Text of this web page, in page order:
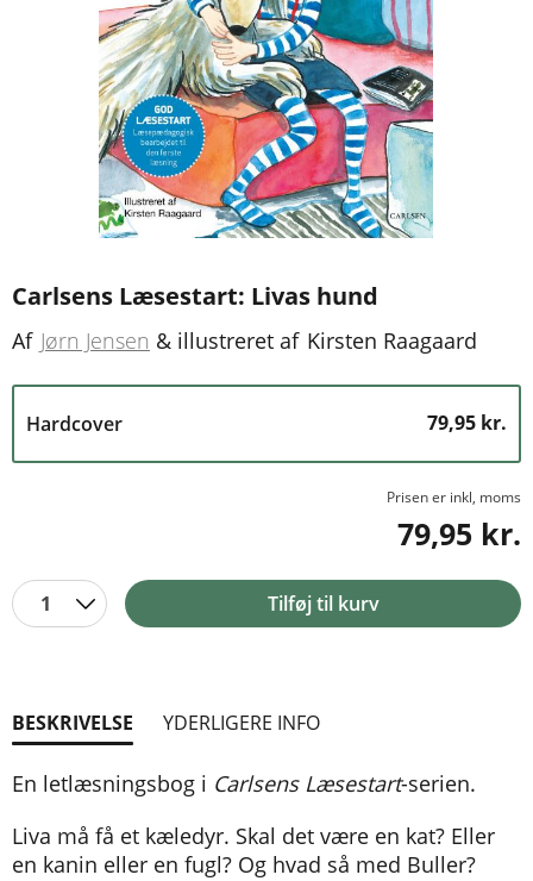
Carlsens Læsestart: Livas hund
Af Jørn Jensen & illustreret af Kirsten Raagaard
Hardcover 79,95 kr.
Prisen er inkl, moms
79,95 kr.
1 Tilføj til kurv
BESKRIVELSE YDERLIGERE INFO
En letlæsningsbog i Carlsens Læsestart-serien.
Liva må få et kæledyr. Skal det være en kat? Eller
en kanin eller en fugl? Og hvad så med Buller?